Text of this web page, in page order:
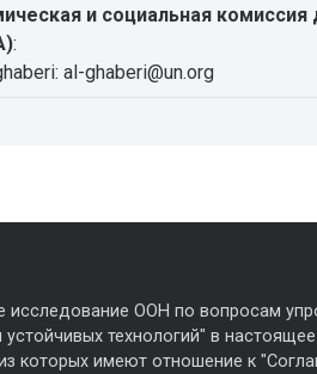
и социальная комиссия
:
al-ghaberi@un.org
исследование ООН по вопросам
технологий" в
которых имеют отношение к